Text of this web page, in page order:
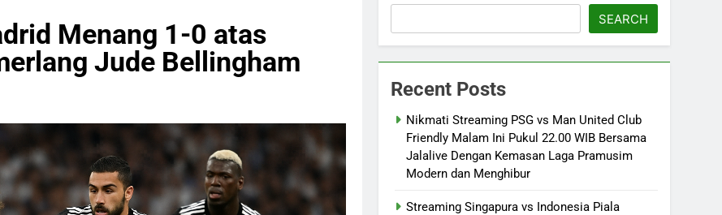
Menang 1-0 atas
Jude Bellingham
SEARCH
Recent Posts
Nikmati Streaming PSG vs Man United Club
Friendly Malam Ini Pukul 22.00 WIB Bersama
Jalalive Dengan Kemasan Laga Pramusim
Modern dan Menghibur
Streaming Singapura vs Indonesia Piala